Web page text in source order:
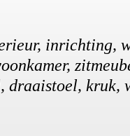
inrichting,
draaistoel, kruk,